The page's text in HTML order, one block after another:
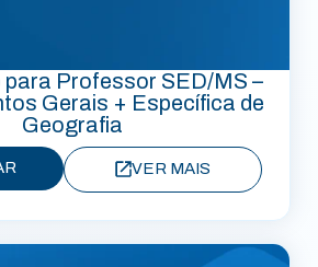
Professor SED/MS –
Gerais + Específica de
Geografia
VER MAIS